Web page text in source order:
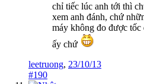
chỉ tiếc lúc anh tới thì
xem anh đánh, chứ
máy không đo được tốc
ấy chứ
leetruong, 23/10/13
#190